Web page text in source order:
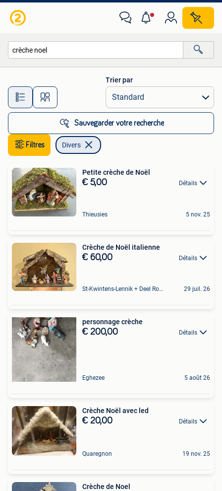
Toutes les distances…
Trier par
Sauvegarder votre recherche
Filtres Divers
Petite crèche de Noël
€ 5,00 Détails
Thieusies 5 nov. 25
Crèche de Noël italienne
€ 60,00 Détails
St-Kwintens-Lennik + Deel Roosdaal 29 juil. 26
personnage crèche
€ 200,00 Détails
Eghezee 5 août 26
Crèche Noël avec led
€ 20,00 Détails
Quaregnon 19 nov. 25
Crèche de Noel